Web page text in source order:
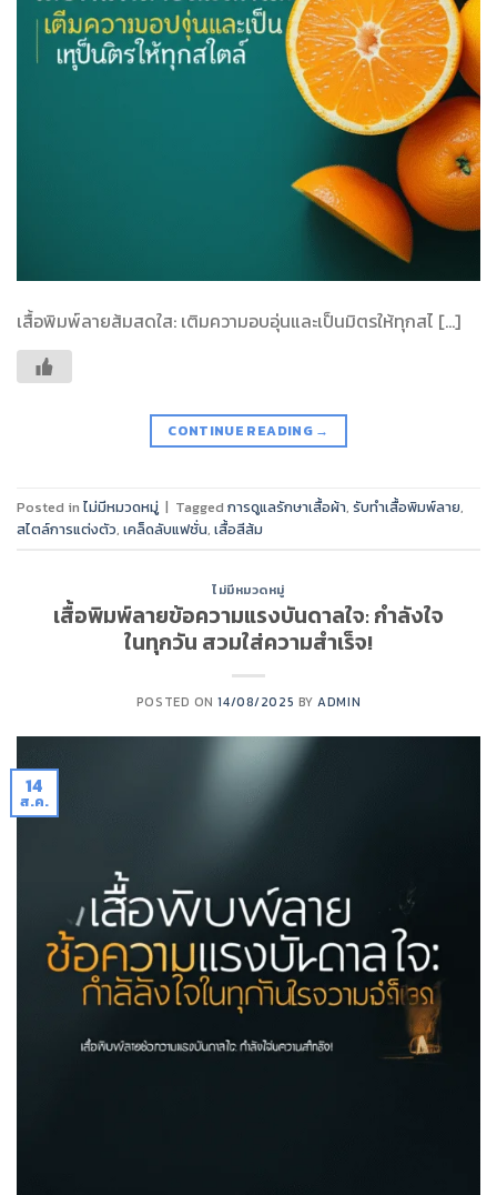
เสื้อพิมพ์ลายส้มสดใส: เติมความอบอุ่นและเป็นมิตรให้ทุกสไ […]
CONTINUE READING →
Posted in ไม่มีหมวดหมู่ | Tagged การดูแลรักษาเสื้อผ้า, รับทำเสื้อพิมพ์ลาย,
สไตล์การแต่งตัว, เคล็ดลับแฟชั่น, เสื้อสีส้ม
ไม่มีหมวดหมู่
เสื้อพิมพ์ลายข้อความแรงบันดาลใจ: กำลังใจ
ในทุกวัน สวมใส่ความสำเร็จ!
POSTED ON14/08/2025 BYADMIN
14
ส.ค.